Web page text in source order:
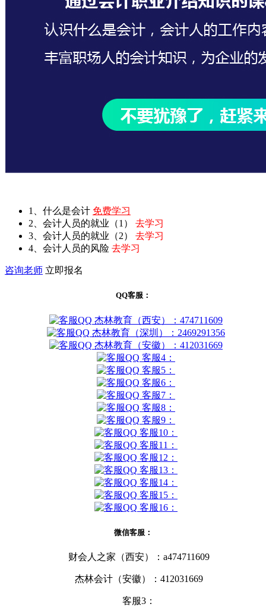
1、什么是会计 免费学习
2、会计人员的就业（1） 去学习
3、会计人员的就业（2） 去学习
4、会计人员的风险 去学习
咨询老师 立即报名
QQ客服：
杰林教育（西安）：474711609
杰林教育（深圳）：2469291356
杰林教育（安徽）：412031669
客服4：
客服5：
客服6：
客服7：
客服8：
客服9：
客服10：
客服11：
客服12：
客服13：
客服14：
客服15：
客服16：
微信客服：
财会人之家（西安）：a474711609
杰林会计（安徽）：412031669
客服3：